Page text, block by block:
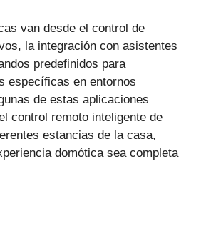
van desde el control de
la integración con asistentes
predefinidos para
específicas en entornos
de estas aplicaciones
control remoto inteligente de
estancias de la casa,
domótica sea completa